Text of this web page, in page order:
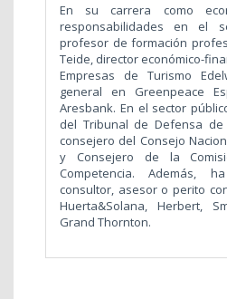
En su carrera como
responsabilidades en el
profesor de formación
Teide, director económico-
Empresas de Turismo
general en Greenpeace
Aresbank. En el sector
del Tribunal de Defensa
consejero del Consejo
y Consejero de la
Competencia. Además,
consultor, asesor o perito
Huerta&Solana, Herbert,
Grand Thornton.